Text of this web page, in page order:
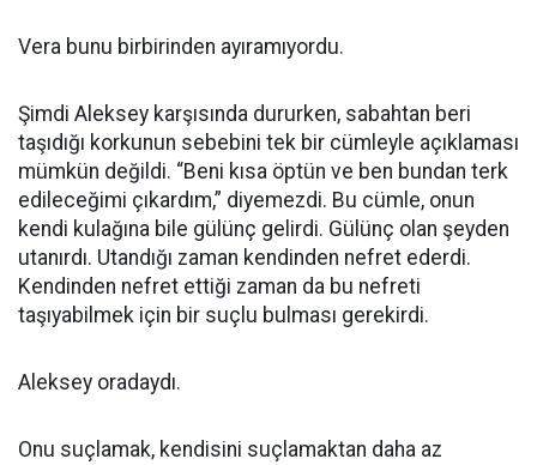
Vera bunu birbirinden ayıramıyordu.
Şimdi Aleksey karşısında dururken, sabahtan beri
taşıdığı korkunun sebebini tek bir cümleyle açıklaması
mümkün değildi. “Beni kısa öptün ve ben bundan terk
edileceğimi çıkardım,” diyemezdi. Bu cümle, onun
kendi kulağına bile gülünç gelirdi. Gülünç olan şeyden
utanırdı. Utandığı zaman kendinden nefret ederdi.
Kendinden nefret ettiği zaman da bu nefreti
taşıyabilmek için bir suçlu bulması gerekirdi.
Aleksey oradaydı.
Onu suçlamak, kendisini suçlamaktan daha az